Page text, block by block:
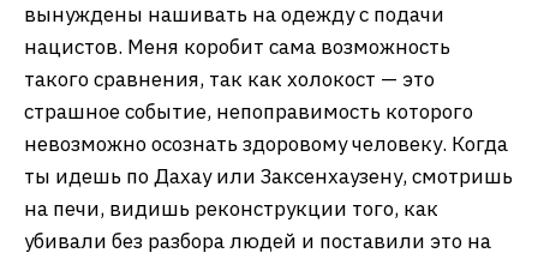
вынуждены нашивать на одежду с подачи
нацистов. Меня коробит сама возможность
такого сравнения, так как холокост — это
страшное событие, непоправимость которого
невозможно осознать здоровому человеку. Когда
ты идешь по Дахау или Заксенхаузену, смотришь
на печи, видишь реконструкции того, как
убивали без разбора людей и поставили это на